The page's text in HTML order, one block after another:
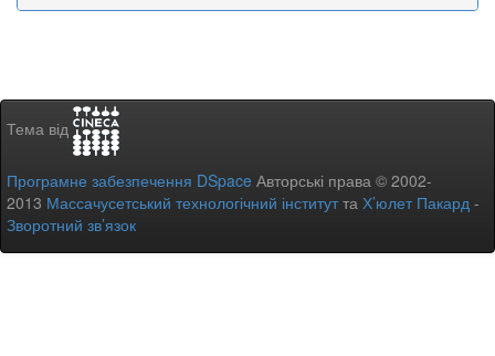
Тема від
Програмне забезпечення DSpace Авторські права © 2002-
2013 Массачусетський технологічний інститутта Х’юлет Пакард -
Зворотний зв’язок